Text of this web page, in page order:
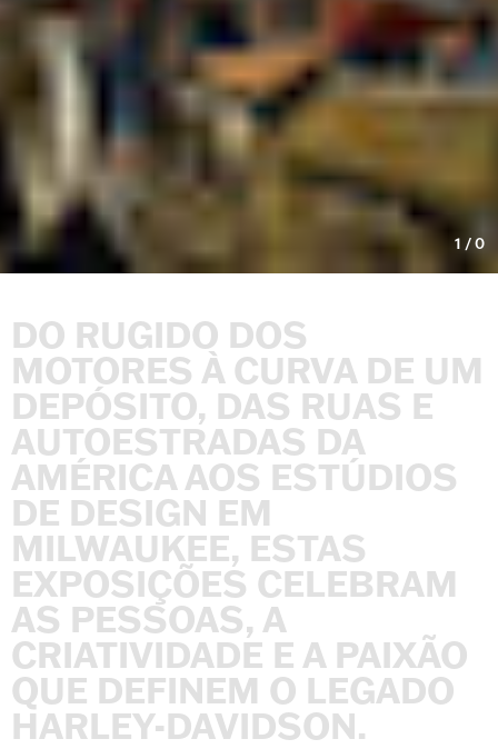
1 /0
DO RUGIDO DOS
MOTORES À CURVA DE UM
DEPÓSITO, DAS RUAS E
AUTOESTRADAS DA
AMÉRICAAOS ESTÚDIOS
DE DESIGN EM
MILWAUKEE, ESTAS
EXPOSIÇÕES CELEBRAM
AS PESSOAS, A
CRIATIVIDADE E A PAIXÃO
QUE DEFINEM O LEGADO
HARLEY-DAVIDSON.